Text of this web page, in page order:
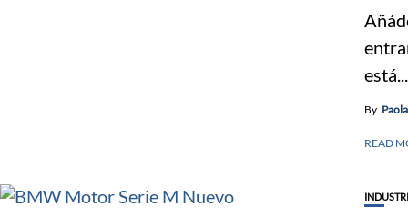
está...
By
READ